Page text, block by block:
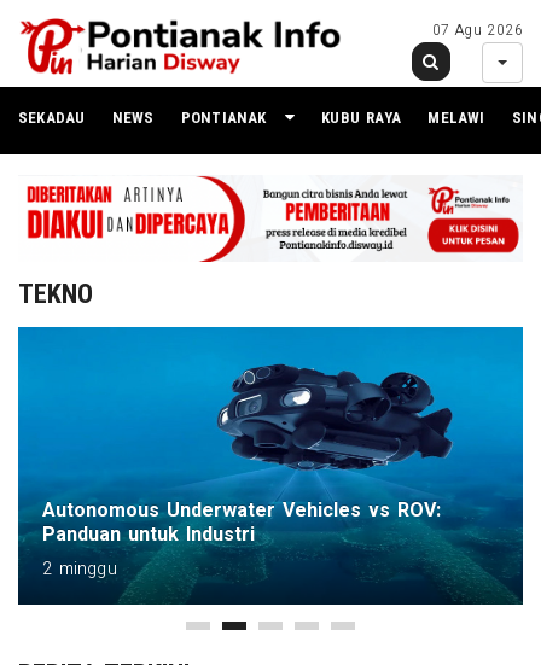
07 Agu 2026
SEKADAU NEWS PONTIANAK KUBU RAYA MELAWI
TEKNO
Autonomous Underwater Vehicles vs ROV:
Panduan untuk Industri
2 minggu